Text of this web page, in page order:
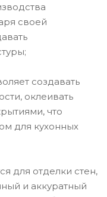
своей
создавать
оклеивать
что
для кухонных
для отделки стен,
и аккуратный